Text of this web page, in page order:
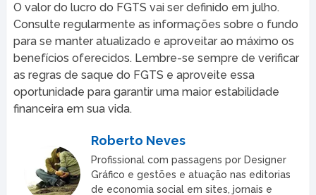
O valor do lucro do FGTS vai ser definido em julho.
Consulte regularmente as informações sobre o fundo
para se manter atualizado e aproveitar ao máximo os
benefícios oferecidos. Lembre-se sempre de verificar
as regras de saque do FGTS e aproveite essa
oportunidade para garantir uma maior estabilidade
financeira em sua vida.
Roberto Neves
Profissional com passagens por Designer
Gráfico e gestões e atuação nas editorias
de economia social em sites, jornais e